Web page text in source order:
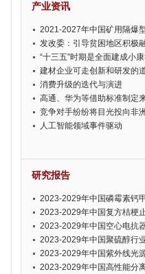
产业资讯
2021-2027年中国矿用隔爆
投资前景预测报告
发改委：引导贫困地区积极
“十三五”时期是全面建成小
建材企业可走创新和研发的
消费升级的迭代与演进
高通、华为等借助标准制定
竞争对手纷纷将目光投向非
此淡定，难道就真的不怕丧
人工智能领域事件驱动
研究报告
2023-2029年中国磷霉素钙
投资可行性报告
2023-2029年中国复方桔梗
资潜力分析报告
2023-2029年中国空心电抗
析报告
2023-2029年中国聚硫醇行
报告
2023-2029年中国紫外线光
势报告
2023-2029年中国高性能分